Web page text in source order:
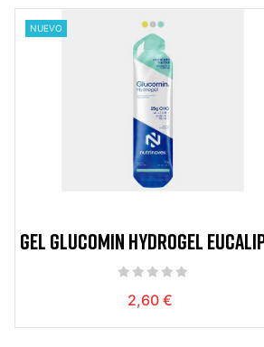
NUEVO
GEL GLUCOMIN HYDROGEL
25 CHO 70MG
2,60 €